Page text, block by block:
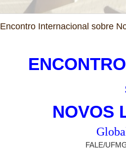
Encontro Internacional sobre
NOVOS
FALE/